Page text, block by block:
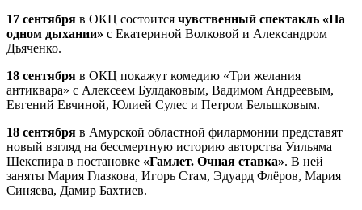
17 сентября в ОКЦ состоится чувственный спектакль «На
одном дыхании» с Екатериной Волковой и Александром
Дьяченко.
18 сентября в ОКЦ покажут комедию «Три желания
антиквара» с Алексеем Булдаковым, Вадимом Андреевым,
Евгений Евчиной, Юлией Сулес и Петром Бельшковым.
18 сентября в Амурской областной филармонии представят
новый взгляд на бессмертную историю авторства Уильяма
Шекспира в постановке «Гамлет. Очная ставка». В ней
заняты Мария Глазкова, Игорь Стам, Эдуард Флёров, Мария
Синяева, Дамир Бахтиев.